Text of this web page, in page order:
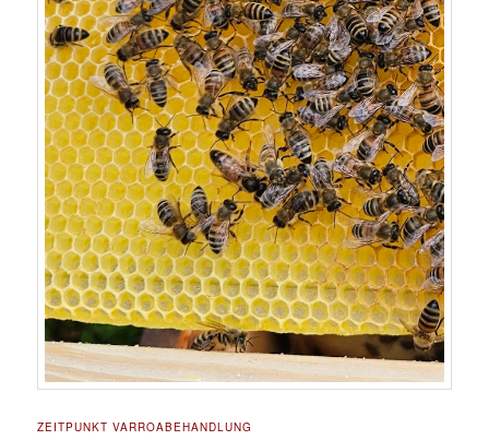
ZEITPUNKT VARROABEHANDLUNG